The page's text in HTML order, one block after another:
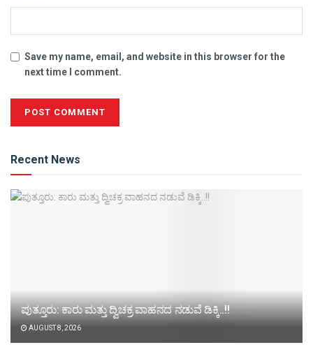
Save my name, email, and website in this browser for the
next time I comment.
Recent News
ಪುತ್ತೂರು: ಕಾರು ಮತ್ತು ದ್ವಿಚಕ್ರ ವಾಹನದ ನಡುವೆ ಡಿಕ್ಕಿ..!!
AUGUST 8, 2026